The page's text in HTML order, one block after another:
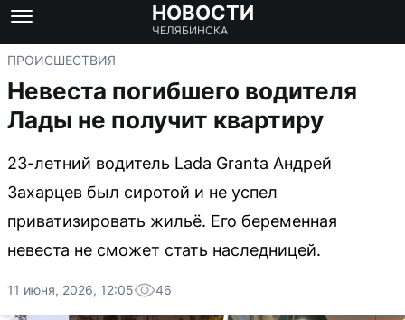
НОВОСТИ
ЧЕЛЯБИНСКА
ПРОИСШЕСТВИЯ
Невеста погибшего водителя
Лады не получит квартиру
23-летний водитель Lada Granta Андрей
Захарцев был сиротой и не успел
приватизировать жильё. Его беременная
невеста не сможет стать наследницей.
11 июня, 2026, 12:05 46